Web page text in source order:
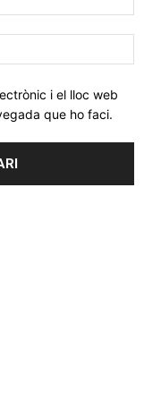
web:
i el lloc web
que ho faci.